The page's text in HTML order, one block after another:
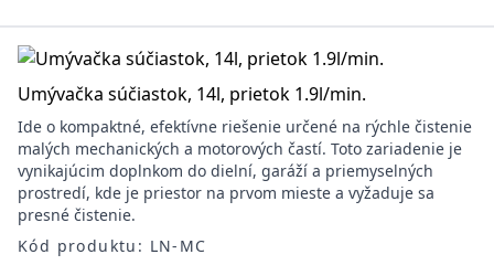
Umývačka súčiastok, 14l, prietok 1.9l/min.
Ide o kompaktné, efektívne riešenie určené na rýchle čistenie
malých mechanických a motorových častí. Toto zariadenie je
vynikajúcim doplnkom do dielní, garáží a priemyselných
prostredí, kde je priestor na prvom mieste a vyžaduje sa
presné čistenie.
Kód produktu: LN-MC